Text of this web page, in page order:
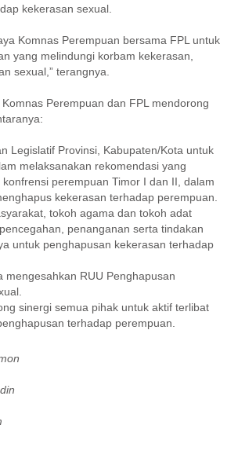
kekerasan sexual.
Komnas Perempuan bersama FPL untuk
yang melindungi korbam kekerasan,
sexual,” terangnya.
Perempuan dan FPL mendorong
Legislatif Provinsi, Kabupaten/Kota untuk
melaksanakan rekomendasi yang
perempuan Timor I dan II, dalam
kekerasan terhadap perempuan.
tokoh agama dan tokoh adat
penanganan serta tindakan
untuk penghapusan kekerasan terhadap
mengesahkan RUU Penghapusan
sinergi semua pihak untuk aktif terlibat
terhadap perempuan.